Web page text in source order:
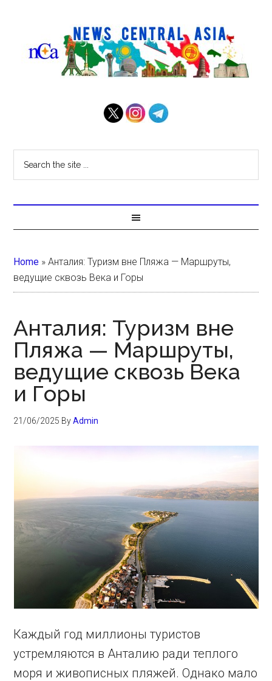
Home »Анталия: Туризм вне Пляжа — Маршруты,
ведущие сквозь Века и Горы
Анталия: Туризм вне
Пляжа — Маршруты,
ведущие сквозь Века
и Горы
21/06/2025 ByAdmin
Каждый год миллионы туристов
устремляются в Анталию ради теплого
моря и живописных пляжей. Однако мало